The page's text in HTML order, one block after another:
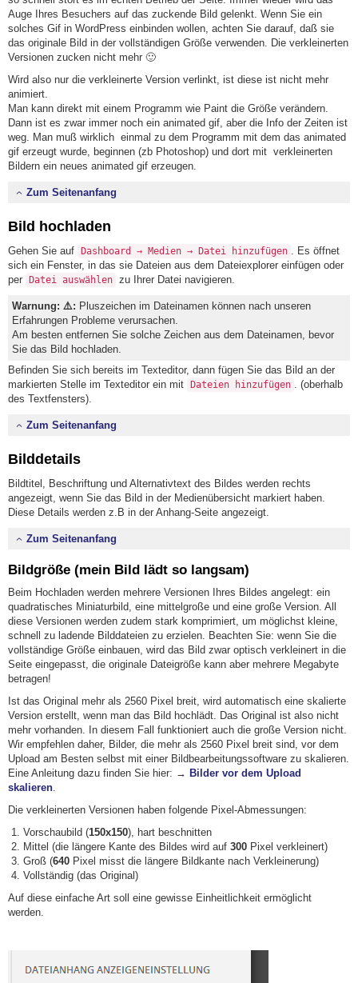
Auge Ihres Besuchers auf das zuckende Bild gelenkt. Wenn Sie ein
solches Gif in WordPress einbinden wollen, achten Sie darauf, daß sie
das originale Bild in der vollständigen Größe verwenden. Die verkleinerten
Versionen zucken nicht mehr 🙂
Wird also nur die verkleinerte Version verlinkt, ist diese ist nicht mehr
animiert.
Man kann direkt mit einem Programm wie Paint die Größe verändern.
Dann ist es zwar immer noch ein animated gif, aber die Info der Zeiten ist
weg. Man muß wirklich einmal zu dem Programm mit dem das animated
gif erzeugt wurde, beginnen (zb Photoshop) und dort mit verkleinerten
Bildern ein neues animated gif erzeugen.
Zum Seitenanfang
Bild hochladen
Gehen Sie auf Dashboard → Medien → Datei hinzufügen . Es öffnet
sich ein Fenster, in das sie Dateien aus dem Dateiexplorer einfügen oder
per
Datei auswählen zu Ihrer Datei navigieren.
Warnung: ⚠️: Pluszeichen im Dateinamen können nach unseren
Erfahrungen Probleme verursachen.
Am besten entfernen Sie solche Zeichen aus dem Dateinamen, bevor
Sie das Bild hochladen.
Befinden Sie sich bereits im Texteditor, dann fügen Sie das Bild an der
markierten Stelle im Texteditor ein mit
Dateien hinzufügen
. (oberhalb
des Textfensters).
Zum Seitenanfang
Bilddetails
Bildtitel, Beschriftung und Alternativtext des Bildes werden rechts
angezeigt, wenn Sie das Bild in der Medienübersicht markiert haben.
Diese Details werden z.B in der Anhang-Seite angezeigt.
Zum Seitenanfang
Bildgröße (mein Bild lädt so langsam)
Beim Hochladen werden mehrere Versionen Ihres Bildes angelegt: ein
quadratisches Miniaturbild, eine mittelgroße und eine große Version. All
diese Versionen werden zudem stark komprimiert, um möglichst kleine,
schnell zu ladende Bilddateien zu erzielen. Beachten Sie: wenn Sie die
vollständige Größe einbauen, wird das Bild zwar optisch verkleinert in die
Seite eingepasst, die originale Dateigröße kann aber mehrere Megabyte
betragen!
Ist das Original mehr als 2560 Pixel breit, wird automatisch eine skalierte
Version erstellt, wenn man das Bild hochlädt. Das Original ist also nicht
mehr vorhanden. In diesem Fall funktioniert auch die große Version nicht.
Wir empfehlen daher, Bilder, die mehr als 2560 Pixel breit sind, vor dem
Upload am Besten selbst mit einer Bildbearbeitungssoftware zu skalieren.
Eine Anleitung dazu finden Sie hier: → Bilder vor dem Upload
skalieren.
Die verkleinerten Versionen haben folgende Pixel-Abmessungen:
Vorschaubild (150x150), hart beschnitten
Mittel (die längere Kante des Bildes wird auf300 Pixel verkleinert)
Groß (640 Pixel misst die längere Bildkante nach Verkleinerung)
Vollständig (das Original)
Auf diese einfache Art soll eine gewisse Einheitlichkeit ermöglicht
werden.